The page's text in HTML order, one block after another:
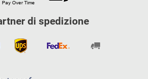
di spedizione